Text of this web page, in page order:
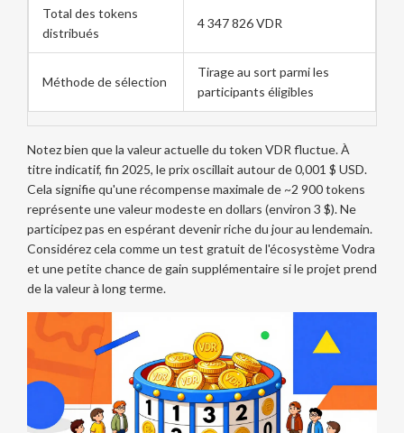
Total des tokens
distribués
4 347 826 VDR
Méthode de sélection
Tirage au sort parmi les
participants éligibles
Notez bien que la valeur actuelle du token VDR fluctue. À
titre indicatif, fin 2025, le prix oscillait autour de 0,001 $ USD.
Cela signifie qu'une récompense maximale de ~2 900 tokens
représente une valeur modeste en dollars (environ 3 $). Ne
participez pas en espérant devenir riche du jour au lendemain.
Considérez cela comme un test gratuit de l'écosystème Vodra
et une petite chance de gain supplémentaire si le projet prend
de la valeur à long terme.